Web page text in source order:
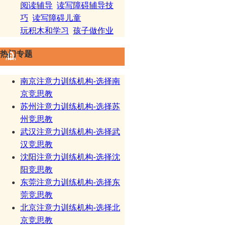
阅读辅导 读写障碍辅导技
巧 读写障碍儿童
玩积木和学习 孩子做作业
热门专题
南京注意力训练机构-选择南
京竞思教
苏州注意力训练机构-选择苏
州竞思教
武汉注意力训练机构-选择武
汉竞思教
沈阳注意力训练机构-选择沈
阳竞思教
东莞注意力训练机构-选择东
莞竞思教
北京注意力训练机构-选择北
京竞思教